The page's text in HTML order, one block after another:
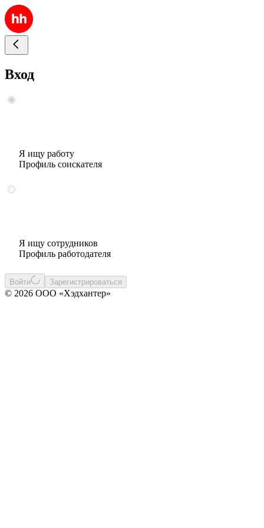
Вход
Я ищу работу
Профиль соискателя
Я ищу сотрудников
Профиль работодателя
Войти Зарегистрироваться
© 2026 ООО «Хэдхантер»